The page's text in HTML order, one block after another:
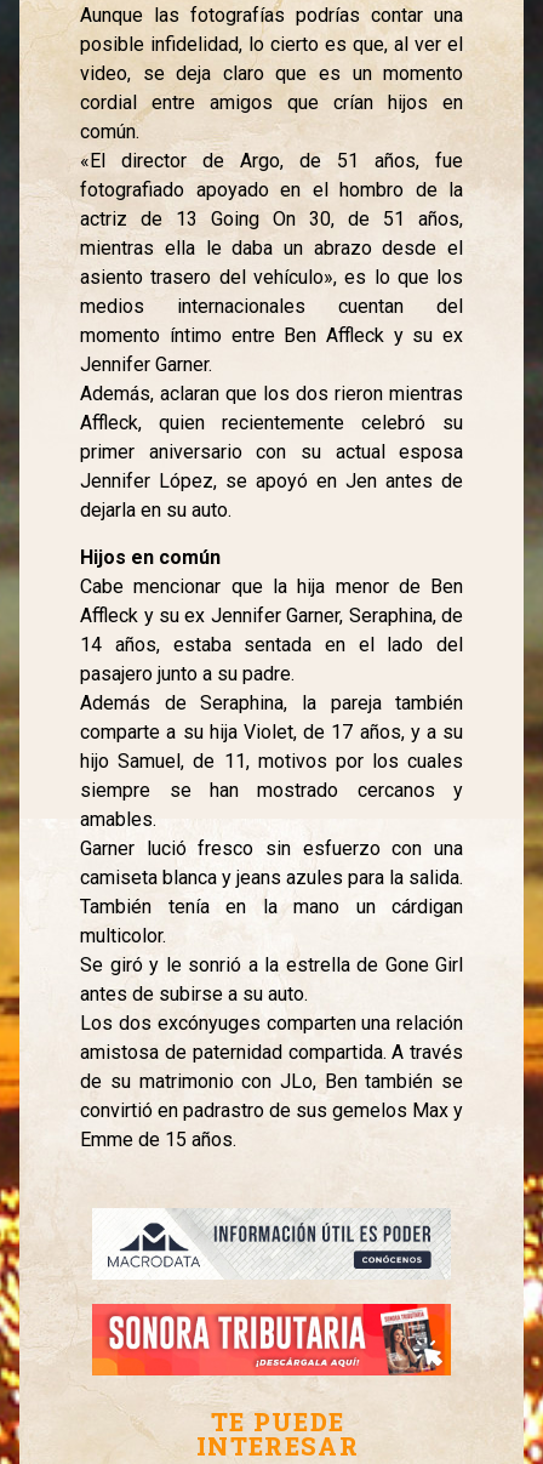
Aunque las fotografías podrías contar una
posible infidelidad, lo cierto es que, al ver el
video, se deja claro que es un momento
cordial entre amigos que crían hijos en
común.
«El director de Argo, de 51 años, fue
fotografiado apoyado en el hombro de la
actriz de 13 Going On 30, de 51 años,
mientras ella le daba un abrazo desde el
asiento trasero del vehículo», es lo que los
medios internacionales cuentan del
momento íntimo entre Ben Affleck y su ex
Jennifer Garner.
Además, aclaran que los dos rieron mientras
Affleck, quien recientemente celebró su
primer aniversario con su actual esposa
Jennifer López, se apoyó en Jen antes de
dejarla en su auto.
Hijos en común
Cabe mencionar que la hija menor de Ben
Affleck y su ex Jennifer Garner, Seraphina, de
14 años, estaba sentada en el lado del
pasajero junto a su padre.
Además de Seraphina, la pareja también
comparte a su hija Violet, de 17 años, y a su
hijo Samuel, de 11, motivos por los cuales
siempre se han mostrado cercanos y
amables.
Garner lució fresco sin esfuerzo con una
camiseta blanca y jeans azules para la salida.
También tenía en la mano un cárdigan
multicolor.
Se giró y le sonrió a la estrella de Gone Girl
antes de subirse a su auto.
Los dos excónyuges comparten una relación
amistosa de paternidad compartida. A través
de su matrimonio con JLo, Ben también se
convirtió en padrastro de sus gemelos Max y
Emme de 15 años.
TE PUEDE
INTERESAR